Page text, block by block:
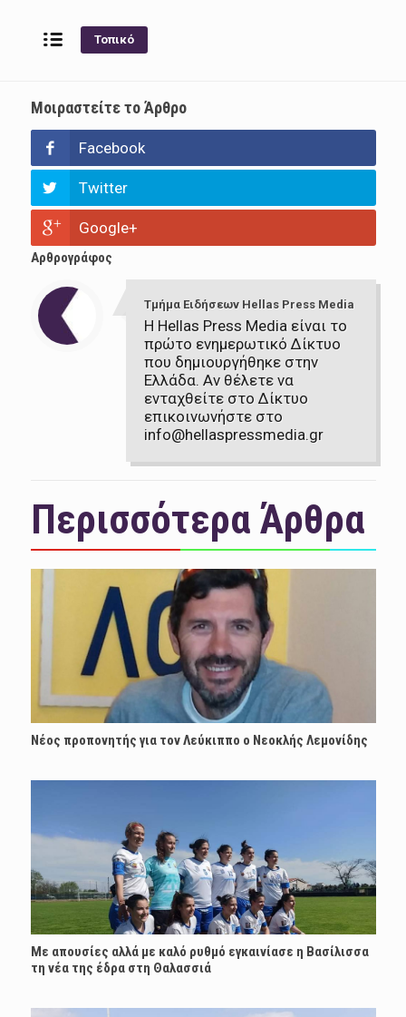
388 Α’ -//-
389
ΓΟΡΓΟΝΑΣ
390
-//- ΣΕΛΙΝΟΥ
Τοπικό
Μοιραστείτε το Άρθρο
Facebook
Twitter
Google+
Αρθρογράφος
Τμήμα Ειδήσεων Hellas Press Media
Η Hellas Press Media είναι το
πρώτο ενημερωτικό Δίκτυο
που δημιουργήθηκε στην
Ελλάδα. Αν θέλετε να
ενταχθείτε στο Δίκτυο
επικοινωνήστε στο
info@hellaspressmedia.gr
Περισσότερα Άρθρα
Νέος προπονητής για τον Λεύκιππο ο Νεοκλής Λεμονίδης
Με απουσίες αλλά με καλό ρυθμό εγκαινίασε η Βασίλισσα
τη νέα της έδρα στη Θαλασσιά